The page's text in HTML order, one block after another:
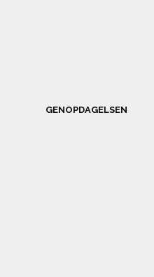
GENOPDAGELSEN